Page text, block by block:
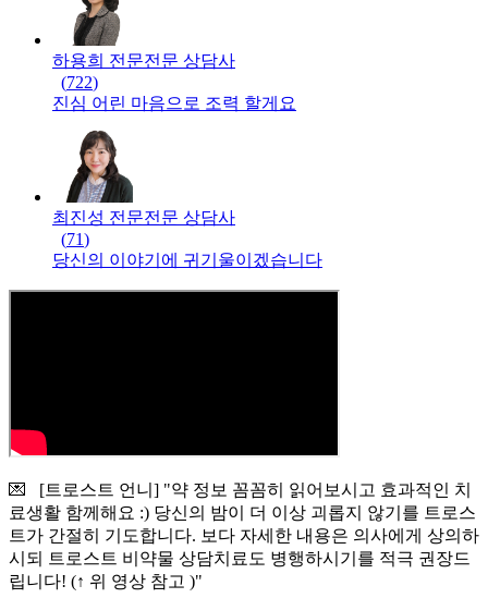
하용희 전문전문 상담사
(722)
진심 어린 마음으로 조력 할게요
최진성 전문전문 상담사
(71)
당신의 이야기에 귀기울이겠습니다
💌 [트로스트 언니] "약 정보 꼼꼼히 읽어보시고 효과적인 치
료생활 함께해요 :) 당신의 밤이 더 이상 괴롭지 않기를 트로스
트가 간절히 기도합니다. 보다 자세한 내용은 의사에게 상의하
시되 트로스트 비약물 상담치료도 병행하시기를 적극 권장드
립니다! (↑ 위 영상 참고 )"